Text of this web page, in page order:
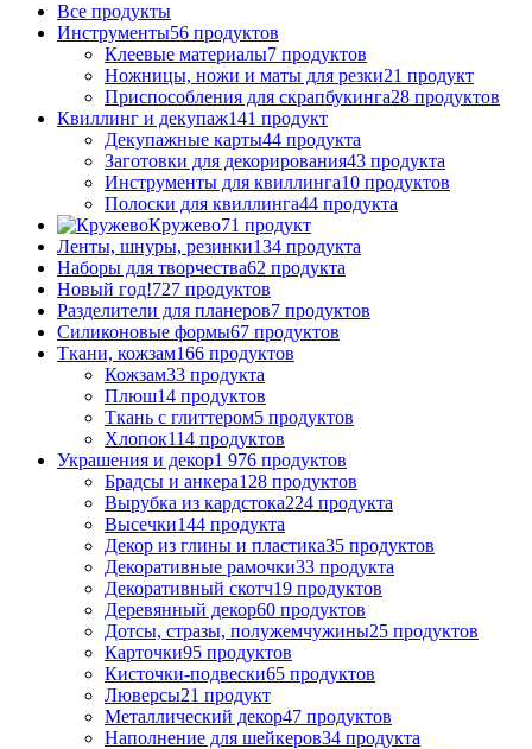
Все продукты
Инструменты56 продуктов
Клеевые материалы7 продуктов
Ножницы, ножи и маты для резки21 продукт
Приспособления для скрапбукинга28 продуктов
Квиллинг и декупаж141 продукт
Декупажные карты44 продукта
Заготовки для декорирования43 продукта
Инструменты для квиллинга10 продуктов
Полоски для квиллинга44 продукта
Кружево71 продукт
Ленты, шнуры, резинки134 продукта
Наборы для творчества62 продукта
Новый год!727 продуктов
Разделители для планеров7 продуктов
Силиконовые формы67 продуктов
Ткани, кожзам166 продуктов
Кожзам33 продукта
Плюш14 продуктов
Ткань с глиттером5 продуктов
Хлопок114 продуктов
Украшения и декор1 976 продуктов
Брадсы и анкера128 продуктов
Вырубка из кардстока224 продукта
Высечки144 продукта
Декор из глины и пластика35 продуктов
Декоративные рамочки33 продукта
Декоративный скотч19 продуктов
Деревянный декор60 продуктов
Дотсы, стразы, полужемчужины25 продуктов
Карточки95 продуктов
Кисточки-подвески65 продуктов
Люверсы21 продукт
Металлический декор47 продуктов
Наполнение для шейкеров34 продукта